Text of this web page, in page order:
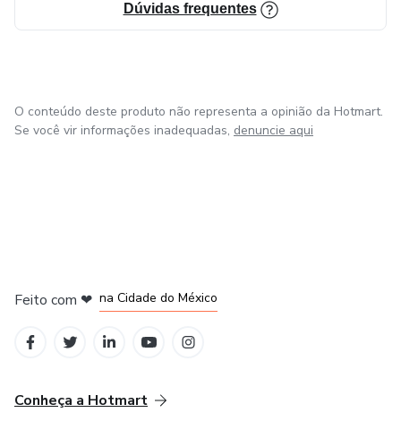
Dúvidas frequentes
O conteúdo deste produto não representa a opinião da Hotmart.
Se você vir informações inadequadas, denuncie aqui
Feito com ❤ na Cidade do México
Conheça a Hotmart